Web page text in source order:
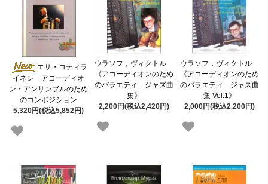
エサ・コティラ
イネン アコーディオ
ン・アンサンブルのため
のコンポジション
5,320円(税込5,852円)
ウラソフ，ヴィクトル
《アコーディオンのため
のバラエティ－ジャズ曲
集》
2,200円(税込2,420円)
ウラソフ，ヴィクトル
《アコーディオンのため
のバラエティ－ジャズ曲
集 Vol.1》
2,000円(税込2,200円)